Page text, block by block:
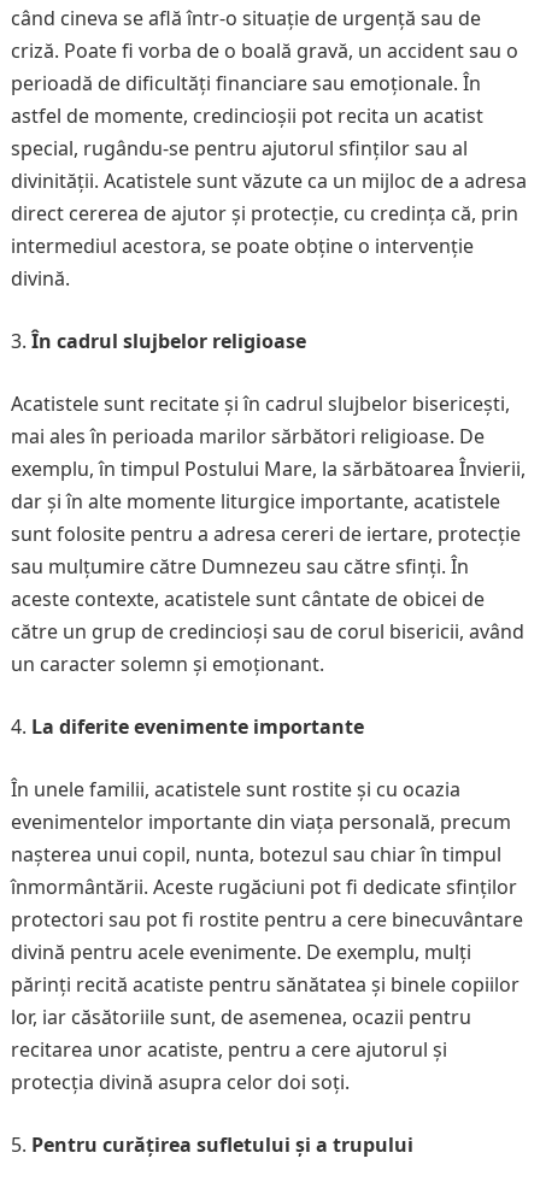
când cineva se află într-o situație de urgență sau de
criză. Poate fi vorba de o boală gravă, un accident sau o
perioadă de dificultăți financiare sau emoționale. În
astfel de momente, credincioșii pot recita un acatist
special, rugându-se pentru ajutorul sfinților sau al
divinității. Acatistele sunt văzute ca un mijloc de a adresa
direct cererea de ajutor și protecție, cu credința că, prin
intermediul acestora, se poate obține o intervenție
divină.
În cadrul slujbelor religioase
Acatistele sunt recitate și în cadrul slujbelor bisericești,
mai ales în perioada marilor sărbători religioase. De
exemplu, în timpul Postului Mare, la sărbătoarea Învierii,
dar și în alte momente liturgice importante, acatistele
sunt folosite pentru a adresa cereri de iertare, protecție
sau mulțumire către Dumnezeu sau către sfinți. În
aceste contexte, acatistele sunt cântate de obicei de
către un grup de credincioși sau de corul bisericii, având
un caracter solemn și emoționant.
La diferite evenimente importante
În unele familii, acatistele sunt rostite și cu ocazia
evenimentelor importante din viața personală, precum
nașterea unui copil, nunta, botezul sau chiar în timpul
înmormântării. Aceste rugăciuni pot fi dedicate sfinților
protectori sau pot fi rostite pentru a cere binecuvântare
divină pentru acele evenimente. De exemplu, mulți
părinți recită acatiste pentru sănătatea și binele copiilor
lor, iar căsătoriile sunt, de asemenea, ocazii pentru
recitarea unor acatiste, pentru a cere ajutorul și
protecția divină asupra celor doi soți.
Pentru curățirea sufletului și a trupului